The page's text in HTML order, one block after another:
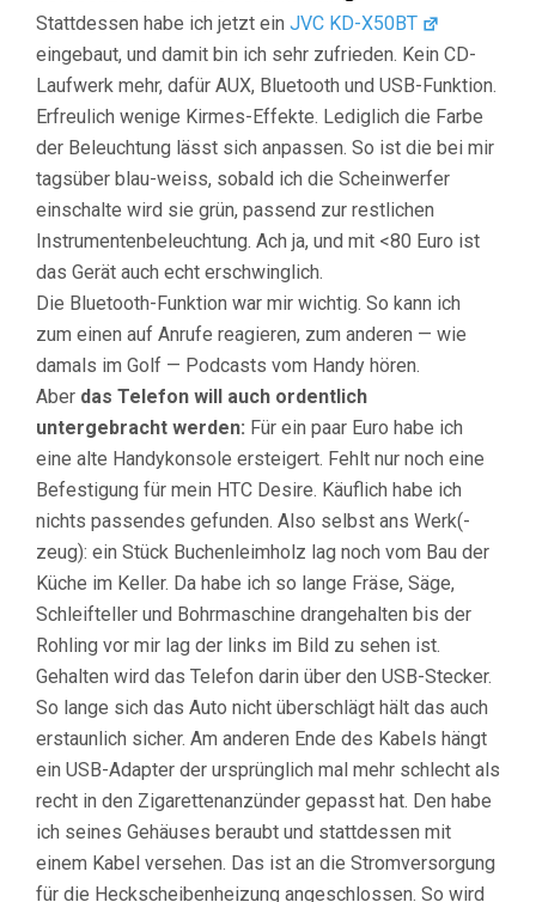
Stattdessen habe ich jetzt ein JVC KD-X50BT
eingebaut, und damit bin ich sehr zufrieden. Kein CD-
Laufwerk mehr, dafür AUX, Bluetooth und USB-Funktion.
Erfreulich wenige Kirmes-Effekte. Lediglich die Farbe
der Beleuchtung lässt sich anpassen. So ist die bei mir
tagsüber blau-weiss, sobald ich die Scheinwerfer
einschalte wird sie grün, passend zur restlichen
Instrumentenbeleuchtung. Ach ja, und mit <80 Euro ist
das Gerät auch echt erschwinglich.
Die Bluetooth-Funktion war mir wichtig. So kann ich
zum einen auf Anrufe reagieren, zum anderen — wie
damals im Golf — Podcasts vom Handy hören.
Aber das Telefon will auch ordentlich
untergebracht werden: Für ein paar Euro habe ich
eine alte Handykonsole ersteigert. Fehlt nur noch eine
Befestigung für mein HTC Desire. Käuflich habe ich
nichts passendes gefunden. Also selbst ans Werk(-
zeug): ein Stück Buchenleimholz lag noch vom Bau der
Küche im Keller. Da habe ich so lange Fräse, Säge,
Schleifteller und Bohrmaschine drangehalten bis der
Rohling vor mir lag der links im Bild zu sehen ist.
Gehalten wird das Telefon darin über den USB-Stecker.
So lange sich das Auto nicht überschlägt hält das auch
erstaunlich sicher. Am anderen Ende des Kabels hängt
ein USB-Adapter der ursprünglich mal mehr schlecht als
recht in den Zigarettenanzünder gepasst hat. Den habe
ich seines Gehäuses beraubt und stattdessen mit
einem Kabel versehen. Das ist an die Stromversorgung
für die Heckscheibenheizung angeschlossen. So wird